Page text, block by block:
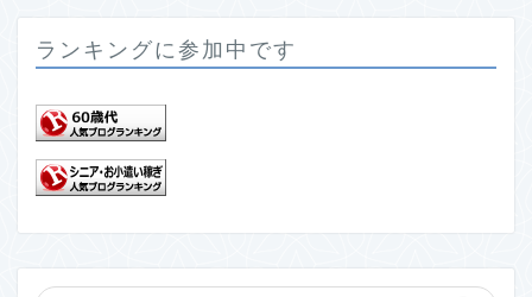
ランキングに参加中です